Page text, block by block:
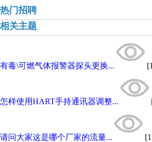
热门招聘
相关主题
有毒\可燃气体报警器探头更换...
怎样使用HART手持通讯器调整...
请问大家这是哪个厂家的流量...